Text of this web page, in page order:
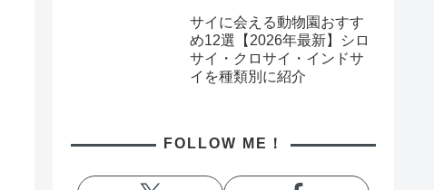
サイに会える動物園おすす
め12選【2026年最新】シロ
サイ・クロサイ・インドサ
イを種類別に紹介
FOLLOW ME！